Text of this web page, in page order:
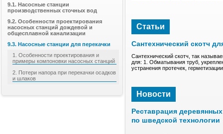
Статьи
Сантехнический скотч
Сантехнический скотч, так
для: 1. Обматывания труб,
устранения протечек,
Новости
Реставрация
по шведской технологии
9.1. Насосные станции
производственных сточных вод
9.2. Особенности проектирования
насосных станций дождевой и
общесплавной канализации
9.3. Насосные станции для перекачки
1. Особенности проектирования и
примеры компоновки насосных станций
2. Потери напора при перекачки осадков
и шлаков